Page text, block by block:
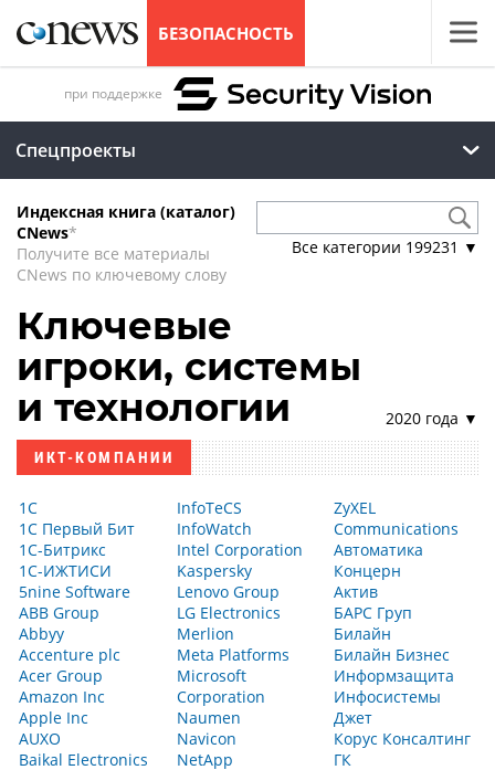
БЕЗОПАСНОСТЬ
при поддержке
Спецпроекты
Индексная книга (каталог)
CNews*
Получите все материалы
CNews по ключевому слову
Все категории 199231 ▼
Ключевые
игроки, системы
и технологии
2020 года ▼
ИКТ-КОМПАНИИ
1С
1С Первый Бит
1С-Битрикс
1С-ИЖТИСИ
5nine Software
ABB Group
Abbyy
Accenture plc
Acer Group
Amazon Inc
Apple Inc
AUXO
Baikal Electronics
InfoTeCS
InfoWatch
Intel Corporation
Kaspersky
Lenovo Group
LG Electronics
Merlion
Meta Platforms
Microsoft
Corporation
Naumen
Navicon
NetApp
ZyXEL
Communications
Автоматика
Концерн
Актив
БАРС Груп
Билайн
Билайн Бизнес
Информзащита
Инфосистемы
Джет
Корус Консалтинг
ГК